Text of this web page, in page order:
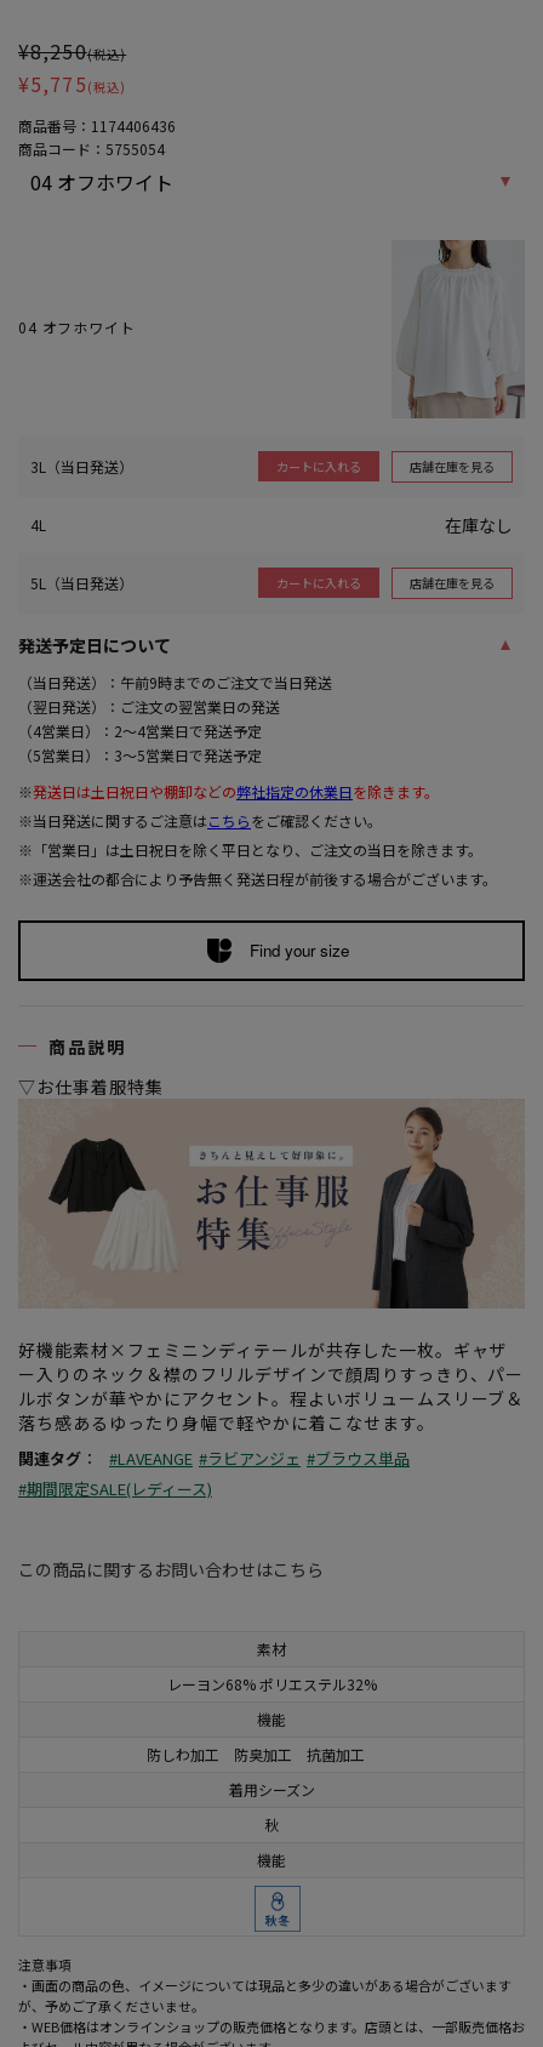
¥8,250(税込)
¥5,775 (税込)
商品番号： 1174406436
商品コード： 5755054
04 オフホワイト
3L（当日発送） カートに入れる 店舗在庫を見る
4L 在庫なし
5L（当日発送） カートに入れる 店舗在庫を見る
発送予定日について
（当日発送）：午前9時までのご注文で当日発送
（翌日発送）：ご注文の翌営業日の発送
（4営業日）：2～4営業日で発送予定
（5営業日）：3～5営業日で発送予定
※発送日は土日祝日や棚卸などの弊社指定の休業日を除きます。
※当日発送に関するご注意はこちらをご確認ください。
※「営業日」は土日祝日を除く平日となり、ご注文の当日を除きます。
※運送会社の都合により予告無く発送日程が前後する場合がございます。
Find your size
素材
レーヨン68% ポリエステル32%
機能
防しわ加工 防臭加工 抗菌加工
着用シーズン
秋
機能
注意事項
・画面の商品の色、イメージについては現品と多少の違いがある場合がございます
が、予めご了承くださいませ。
・WEB価格はオンラインショップの販売価格となります。店頭とは、一部販売価格お
商品説明
▽お仕事着服特集
好機能素材×フェミニンディテールが共存した一枚。ギャザ
ー入りのネック＆襟のフリルデザインで顔周りすっきり、パー
ルボタンが華やかにアクセント。程よいボリュームスリーブ＆
落ち感あるゆったり身幅で軽やかに着こなせます。
関連タグ ： #LAVEANGE #ラビアンジェ #ブラウス単品
#期間限定SALE(レディース)
この商品に関するお問い合わせはこちら